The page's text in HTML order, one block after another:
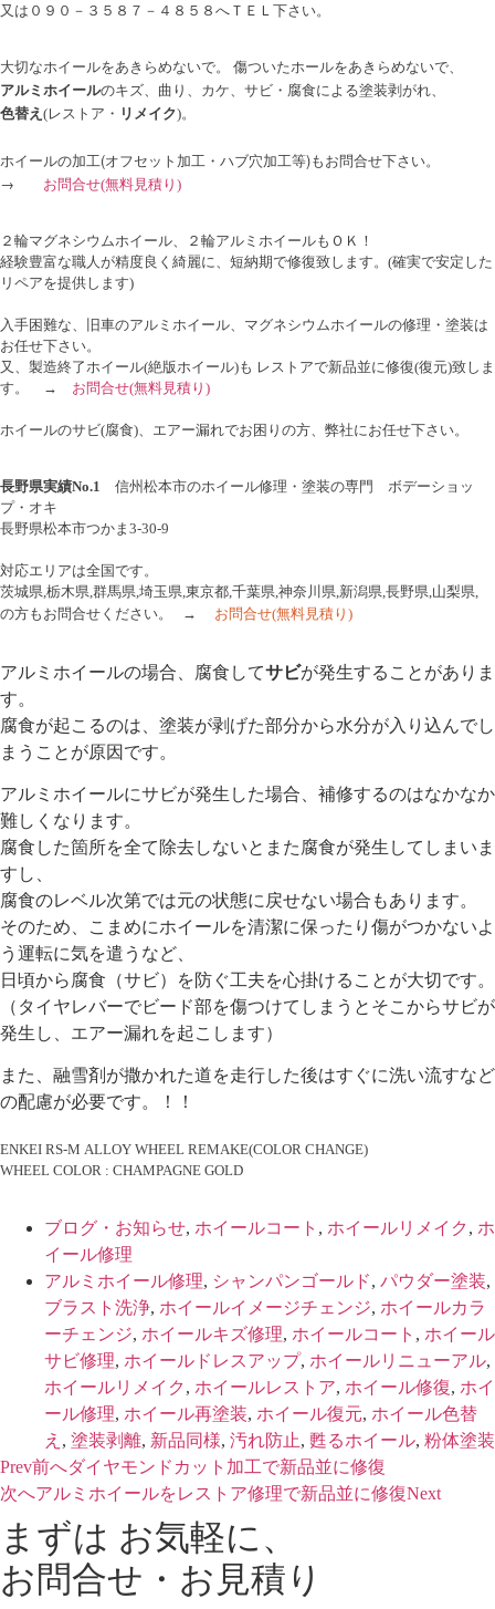
又は０９０－３５８７－４８５８へＴＥＬ下さい。
大切なホイールをあきらめないで。 傷ついたホールをあきらめないで、
アルミホイールのキズ、曲り、カケ、サビ・腐食による塗装剥がれ、
色替え (レストア・ リメイク)。
ホイールの加工(オフセット加工・ハブ穴加工等)もお問合せ下さい。
→
お問合せ(無料見積り)
２輪マグネシウムホイール、２輪アルミホイールもＯＫ！
経験豊富な職人が精度良く綺麗に、短納期で修復致します。(確実で安定した
リペアを提供します)
入手困難な、旧車のアルミホイール、マグネシウムホイールの修理・塗装は
お任せ下さい。
又、製造終了ホイール(絶版ホイール)も レストアで新品並に修復(復元)致しま
す。
→ お問合せ(無料見積り)
ホイールのサビ(腐食)、エアー漏れでお困りの方、弊社にお任せ下さい。
長野県実績No.1
信州松本市のホイール修理・塗装の専門 ボデーショッ
プ・オキ
長野県松本市つかま3-30-9
対応エリアは全国です。
茨城県,栃木県,群馬県,埼玉県,東京都,千葉県,神奈川県,新潟県,長野県,山梨県,
の方もお問合せください。 →
お問合せ(無料見積り)
アルミホイールの場合、腐食してサビが発生することがありま
す。
腐食が起こるのは、塗装が剥げた部分から水分が入り込んでし
まうことが原因です。
アルミホイールにサビが発生した場合、補修するのはなかなか
難しくなります。
腐食した箇所を全て除去しないとまた腐食が発生してしまいま
すし、
腐食のレベル次第では元の状態に戻せない場合もあります。
そのため、こまめにホイールを清潔に保ったり傷がつかないよ
う運転に気を遣うなど、
日頃から腐食（サビ）を防ぐ工夫を心掛けることが大切です。
（タイヤレバーでビード部を傷つけてしまうとそこからサビが
発生し、エアー漏れを起こします）
また、融雪剤が撒かれた道を走行した後はすぐに洗い流すなど
の配慮が必要です。！！
ENKEI RS-M ALLOY WHEEL REMAKE(COLOR CHANGE)
WHEEL COLOR : CHAMPAGNE GOLD
ブログ・お知らせ, ホイールコート , ホイールリメイク , ホ
イール修理
アルミホイール修理, シャンパンゴールド, パウダー塗装,
ブラスト洗浄, ホイールイメージチェンジ, ホイールカラ
ーチェンジ, ホイールキズ修理, ホイールコート , ホイール
サビ修理, ホイールドレスアップ, ホイールリニューアル,
ホイールリメイク , ホイールレストア, ホイール修復, ホイ
ール修理, ホイール再塗装, ホイール復元, ホイール色替
え , 塗装剥離, 新品同様, 汚れ防止, 甦るホイール, 粉体塗装
Prev前へダイヤモンドカット加工で新品並に修復
次へアルミホイールをレストア修理で新品並に修復Next
まずは お気軽に、
お問合せ・お見積り